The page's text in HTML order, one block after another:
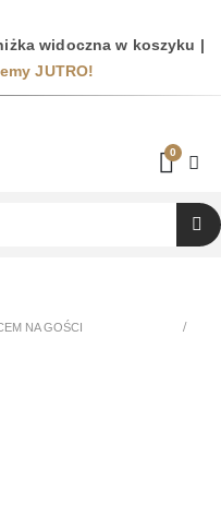
widoczna w koszyku |
JUTRO!
0
NA GOŚCI